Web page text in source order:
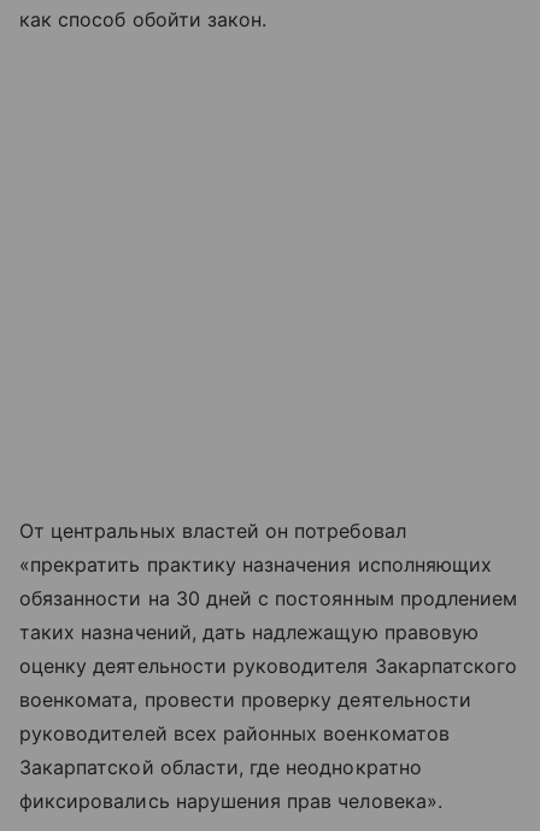
как способ обойти закон.
От центральных властей он потребовал
«прекратить практику назначения исполняющих
обязанности на 30 дней с постоянным продлением
таких назначений, дать надлежащую правовую
оценку деятельности руководителя Закарпатского
военкомата, провести проверку деятельности
руководителей всех районных военкоматов
Закарпатской области, где неоднократно
фиксировались нарушения прав человека».